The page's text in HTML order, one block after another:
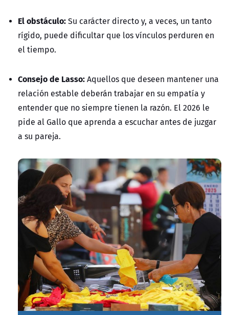
El obstáculo:Su carácter directo y, a veces, un tanto
rígido, puede dificultar que los vínculos perduren en
el tiempo.
Consejo de Lasso:Aquellos que deseen mantener una
relación estable deberán trabajar en su empatía y
entender que no siempre tienen la razón. El 2026 le
pide al Gallo que aprenda a escuchar antes de juzgar
a su pareja.